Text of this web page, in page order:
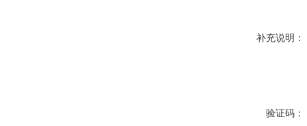
补充说明：
验证码：